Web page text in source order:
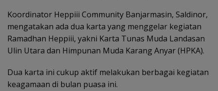
Koordinator Heppiii Community Banjarmasin, Saldinor,
mengatakan ada dua karta yang menggelar kegiatan
Ramadhan Heppiii, yakni Karta Tunas Muda Landasan
Ulin Utara dan Himpunan Muda Karang Anyar (HPKA).
Dua karta ini cukup aktif melakukan berbagai kegiatan
keagamaan di bulan puasa ini.